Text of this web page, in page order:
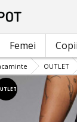
Femei Copii
OUTLET